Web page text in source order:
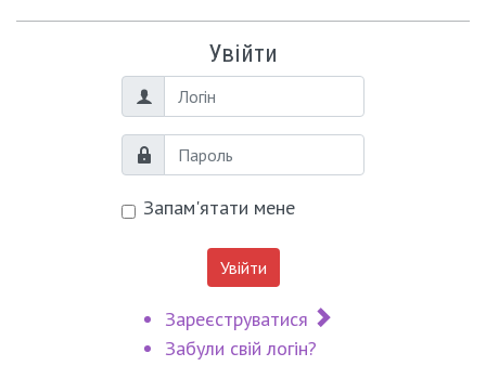
Увійти
Логін
Пароль
Запам'ятати мене
Увійти
Зареєструватися
Забули свій логін?